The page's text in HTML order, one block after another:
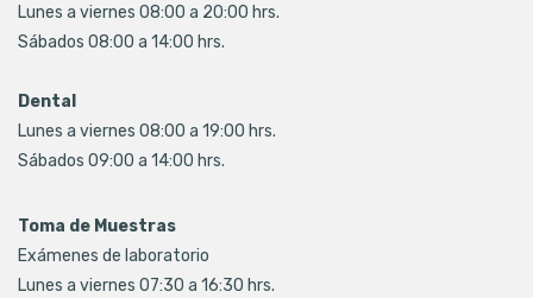
Lunes a viernes 08:00 a 20:00 hrs.
Sábados 08:00 a 14:00 hrs.
Dental
Lunes a viernes 08:00 a 19:00 hrs.
Sábados 09:00 a 14:00 hrs.
Toma de Muestras
Exámenes de laboratorio
Lunes a viernes 07:30 a 16:30 hrs.